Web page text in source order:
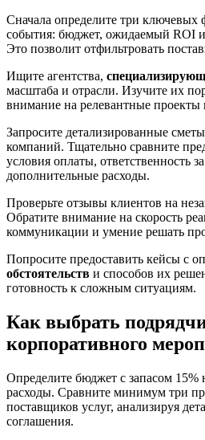
Сначала определите три ключевых
события: бюджет, ожидаемый ROI и
Это позволит отфильтровать
Ищите агентства,
масштаба и отрасли. Изучите их
внимание на релевантные
Запросите детализированные
компаний. Тщательно сравните
условия оплаты, ответственность
дополнительные расходы.
Проверьте отзывы клиентов на
Обратите внимание на скорость
коммуникации и умение решать
Попросите предоставить кейсы с
обстоятельств и способов их
готовность к сложным ситуациям.
Как выбрать
корпоративного
Определите бюджет с запасом 15%
расходы. Сравните минимум три
поставщиков услуг, анализируя
соглашения.